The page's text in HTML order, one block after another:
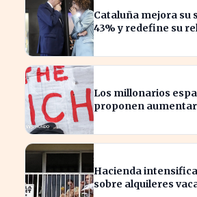
Cataluña mejora su
43% y redefine su
Los millonarios
proponen
económica
Hacienda
sobre alquileres